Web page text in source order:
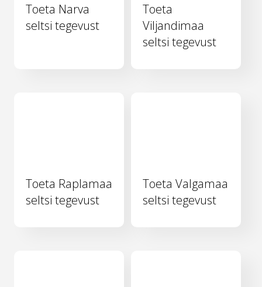
Toeta Narva
seltsi tegevust
Toeta
Viljandimaa
seltsi tegevust
Toeta Raplamaa
seltsi tegevust
Toeta Valgamaa
seltsi tegevust